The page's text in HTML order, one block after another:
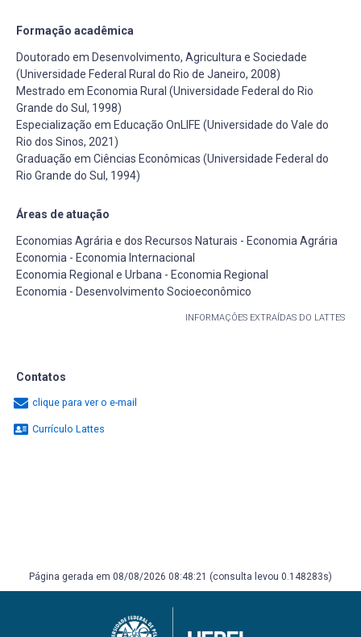
Formação acadêmica
Doutorado em Desenvolvimento, Agricultura e Sociedade
(Universidade Federal Rural do Rio de Janeiro, 2008)
Mestrado em Economia Rural (Universidade Federal do Rio
Grande do Sul, 1998)
Especialização em Educação OnLIFE (Universidade do Vale do
Rio dos Sinos, 2021)
Graduação em Ciências Econômicas (Universidade Federal do
Rio Grande do Sul, 1994)
Áreas de atuação
Economias Agrária e dos Recursos Naturais - Economia Agrária
Economia - Economia Internacional
Economia Regional e Urbana - Economia Regional
Economia - Desenvolvimento Socioeconômico
INFORMAÇÕES EXTRAÍDAS DO LATTES
Contatos
clique para ver o e-mail
Currículo Lattes
Página gerada em 08/08/2026 08:48:21 (consulta levou 0.148283s)